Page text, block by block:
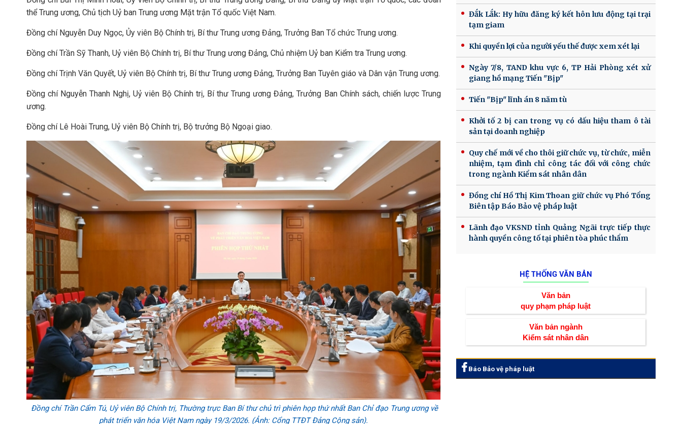
thể Trung ương, Chủ tịch Uỷ ban Trung ương Mặt trận Tổ quốc Việt Nam.
Đồng chí Nguyễn Duy Ngọc, Ủy viên Bộ Chính trị, Bí thư Trung ương Đảng, Trưởng Ban Tổ chức Trung ương.
Đồng chí Trần Sỹ Thanh, Uỷ viên Bộ Chính trị, Bí thư Trung ương Đảng, Chủ nhiệm Uỷ ban Kiểm tra Trung ương.
Đồng chí Trịnh Văn Quyết, Uỷ viên Bộ Chính trị, Bí thư Trung ương Đảng, Trưởng Ban Tuyên giáo và Dân vận Trung ương.
Đồng chí Nguyễn Thanh Nghị, Uỷ viên Bộ Chính trị, Bí thư Trung ương Đảng, Trưởng Ban Chính sách, chiến lược Trung
ương.
Đồng chí Lê Hoài Trung, Uỷ viên Bộ Chính trị, Bộ trưởng Bộ Ngoại giao.
Đồng chí Trần Cẩm Tú, Uỷ viên Bộ Chính trị, Thường trực Ban Bí thư chủ trì phiên họp thứ nhất Ban Chỉ đạo Trung ương về
phát triển văn hóa Việt Nam ngày 19/3/2026. (Ảnh: Cổng TTĐT Đảng Cộng sản).
Đắk Lắk: Hy hữu đăng ký kết hôn lưu động tại trại
tạm giam
Khi quyền lợi của người yếu thế được xem xét lại
Ngày 7/8, TAND khu vực 6, TP Hải Phòng xét xử
giang hồ mạng Tiến "Bịp"
Tiến "Bịp" lĩnh án 8 năm tù
Khởi tố 2 bị can trong vụ có dấu hiệu tham ô tài
sản tại doanh nghiệp
Quy chế mới về cho thôi giữ chức vụ, từ chức, miễn
nhiệm, tạm đình chỉ công tác đối với công chức
trong ngành Kiểm sát nhân dân
Đồng chí Hồ Thị Kim Thoan giữ chức vụ Phó Tổng
Biên tập Báo Bảo vệ pháp luật
Lãnh đạo VKSND tỉnh Quảng Ngãi trực tiếp thực
hành quyền công tố tại phiên tòa phúc thẩm
HỆ THỐNG VĂN BẢN
Văn bản
quy phạm pháp luật
Văn bản ngành
Kiểm sát nhân dân
Báo Bảo vệ pháp luật